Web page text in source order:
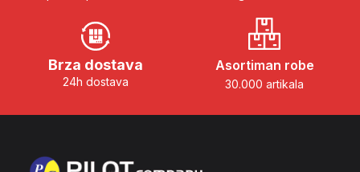
Brza dostava
24h dostava
Asortiman robe
30.000 artikala